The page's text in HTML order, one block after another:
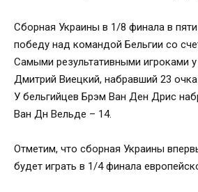
Сборная Украины в 1/8 финала в
победу над командой Бельгии со
Самыми результативными игроками у
Дмитрий Виецкий, набравший 23
У бельгийцев Брэм Ван Ден Дрис
Ван Дн Вельде – 14.
Отметим, что сборная Украины
будет играть в 1/4 финала